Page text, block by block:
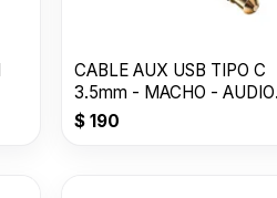
CABLE AUX USB TIPO C
3.5mm - MACHO - AUDIO
-1000mm
$190